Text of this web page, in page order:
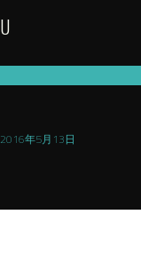
2016年5月13日